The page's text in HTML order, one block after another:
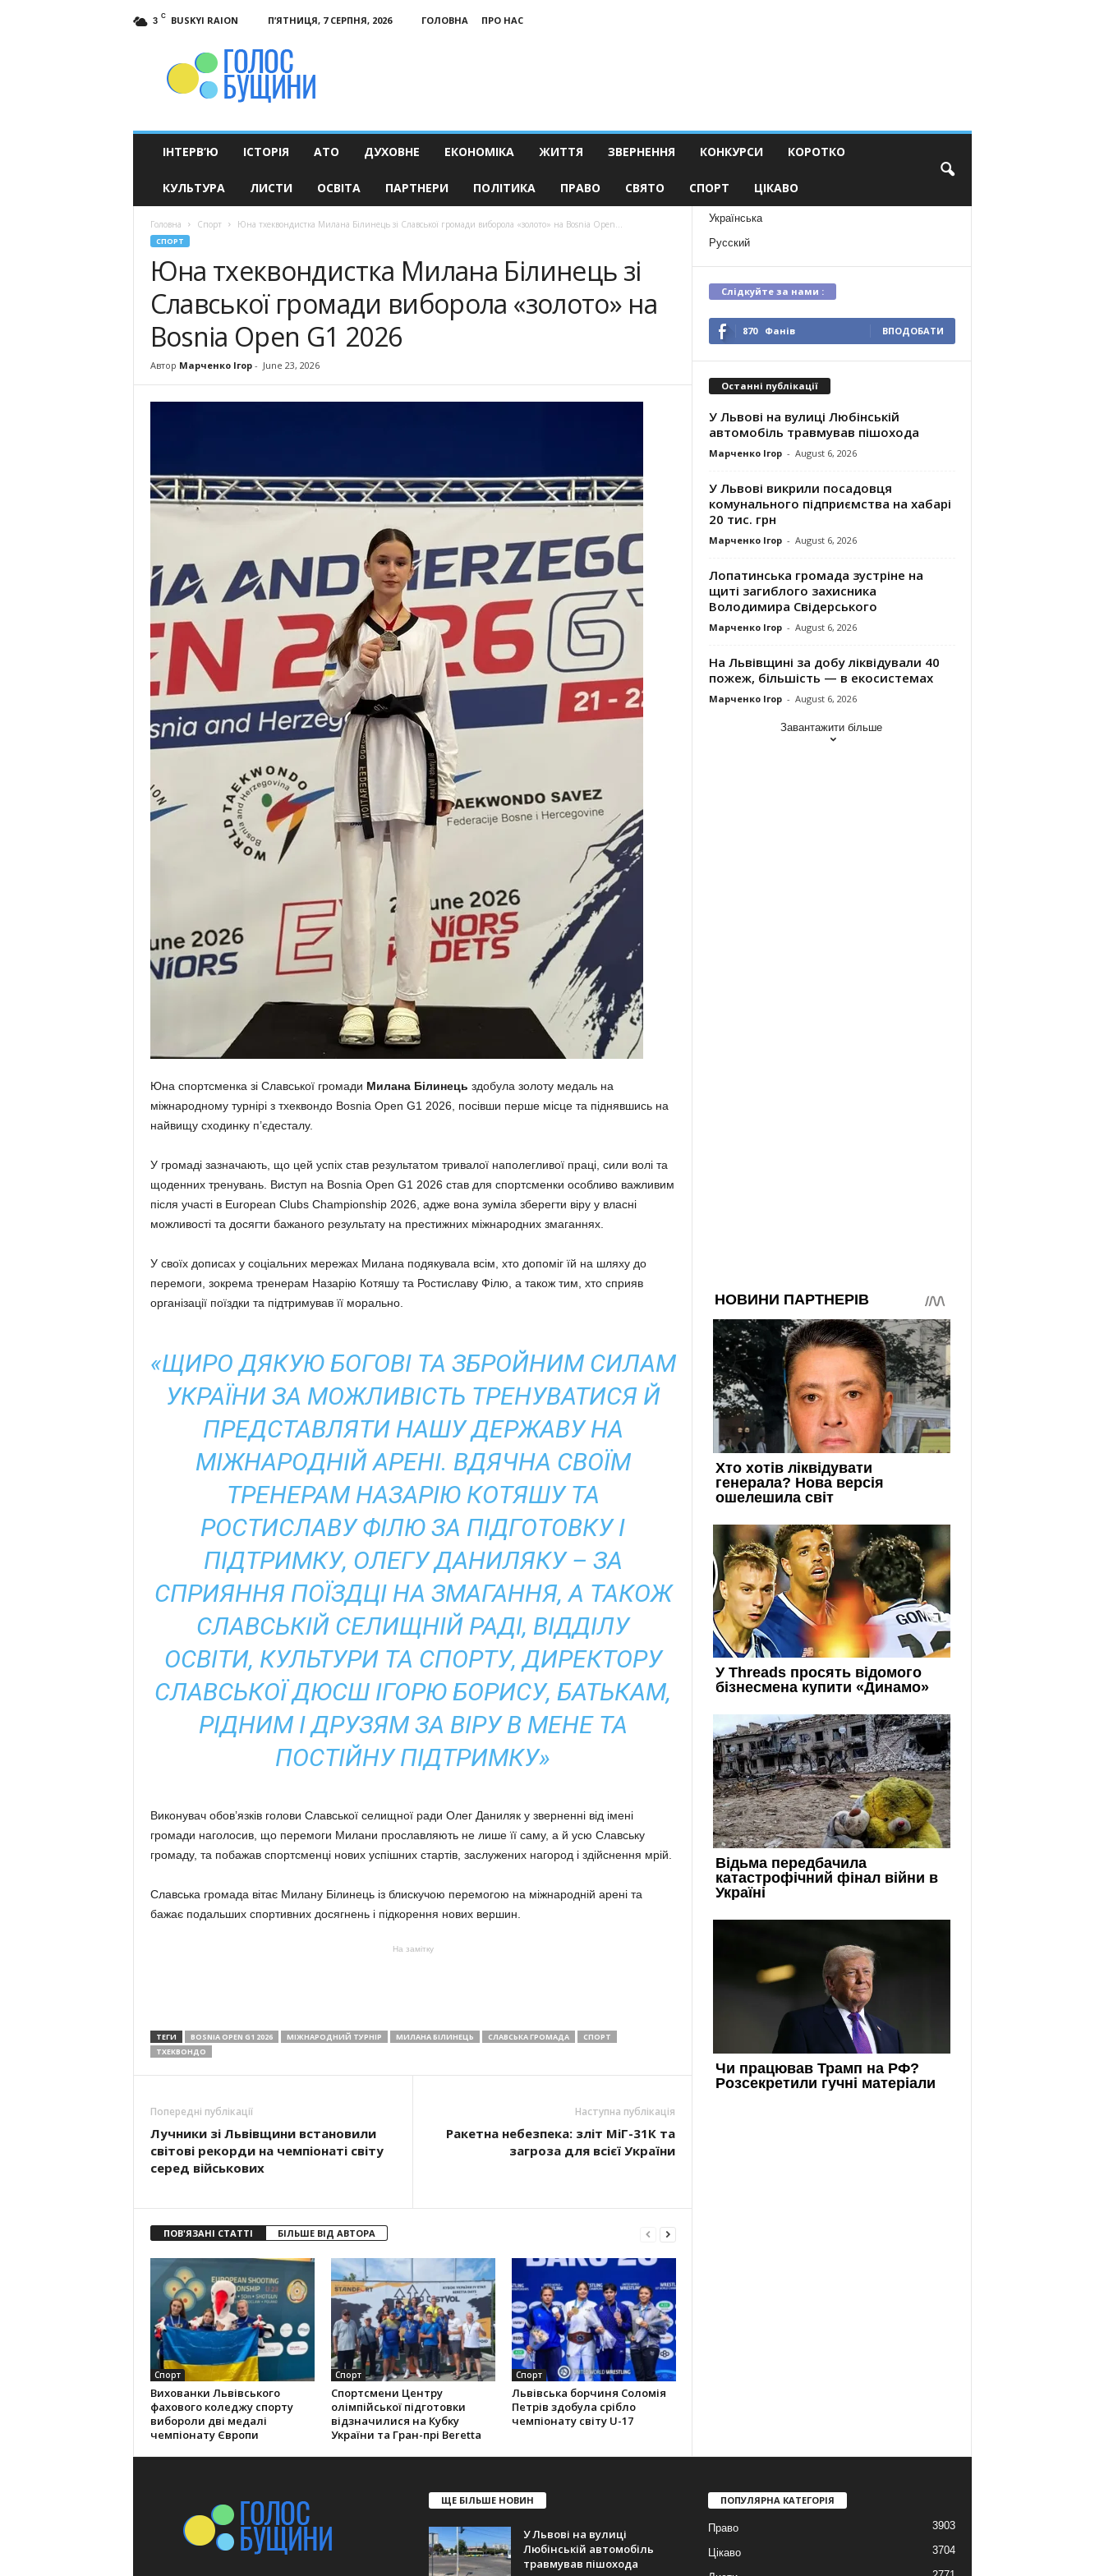
3 C BUSKYI RAION П’ЯТНИЦЯ, 7 СЕРПНЯ, 2026 ГОЛОВНА
ПРО НАС
ІНТЕРВ’Ю ІСТОРІЯ АТО ДУХОВНЕ ЕКОНОМІКА ЖИТТЯ ЗВЕРНЕННЯ КОНКУРСИ КОРОТКО
КУЛЬТУРА ЛИСТИ ОСВІТА ПАРТНЕРИ ПОЛІТИКА ПРАВО СВЯТО СПОРТ ЦІКАВО
Головна Спорт Юна тхеквондистка Милана Білинець зі Славської громади виборола «золото» на Bosnia Open...
СПОРТ
Юна тхеквондистка Милана Білинець зі
Славської громади виборола «золото» на
Bosnia Open G1 2026
Автор Марченко Ігор- June 23, 2026
Юна спортсменка зі Славської громади Милана Білинець здобула золоту медаль на
міжнародному турнірі з тхеквондо Bosnia Open G1 2026, посівши перше місце та піднявшись на
найвищу сходинку п’єдесталу.
У громаді зазначають, що цей успіх став результатом тривалої наполегливої праці, сили волі та
щоденних тренувань. Виступ на Bosnia Open G1 2026 став для спортсменки особливо важливим
після участі в European Clubs Championship 2026, адже вона зуміла зберегти віру у власні
можливості та досягти бажаного результату на престижних міжнародних змаганнях.
У своїх дописах у соціальних мережах Милана подякувала всім, хто допоміг їй на шляху до
перемоги, зокрема тренерам Назарію Котяшу та Ростиславу Філю, а також тим, хто сприяв
організації поїздки та підтримував її морально.
«ЩИРО ДЯКУЮ БОГОВІ ТА ЗБРОЙНИМ СИЛАМ
УКРАЇНИ ЗА МОЖЛИВІСТЬ ТРЕНУВАТИСЯ Й
ПРЕДСТАВЛЯТИ НАШУ ДЕРЖАВУ НА
МІЖНАРОДНІЙ АРЕНІ. ВДЯЧНА СВОЇМ
ТРЕНЕРАМ НАЗАРІЮ КОТЯШУ ТА
РОСТИСЛАВУ ФІЛЮ ЗА ПІДГОТОВКУ І
ПІДТРИМКУ, ОЛЕГУ ДАНИЛЯКУ – ЗА
СПРИЯННЯ ПОЇЗДЦІ НА ЗМАГАННЯ, А ТАКОЖ
СЛАВСЬКІЙ СЕЛИЩНІЙ РАДІ, ВІДДІЛУ
ОСВІТИ, КУЛЬТУРИ ТА СПОРТУ, ДИРЕКТОРУ
СЛАВСЬКОЇ ДЮСШ ІГОРЮ БОРИСУ, БАТЬКАМ,
РІДНИМ І ДРУЗЯМ ЗА ВІРУ В МЕНЕ ТА
ПОСТІЙНУ ПІДТРИМКУ»
Виконувач обов’язків голови Славської селищної ради Олег Даниляк у зверненні від імені
громади наголосив, що перемоги Милани прославляють не лише її саму, а й усю Славську
громаду, та побажав спортсменці нових успішних стартів, заслужених нагород і здійснення мрій.
Славська громада вітає Милану Білинець із блискучою перемогою на міжнародній арені та
бажає подальших спортивних досягнень і підкорення нових вершин.
На замітку
ТЕГИ BOSNIA OPEN G1 2026 МІЖНАРОДНИЙ ТУРНІР МИЛАНА БІЛИНЕЦЬ СЛАВСЬКА ГРОМАДА
СПОРТ
ТХЕКВОНДО
Попередні публікації
Лучники зі Львівщини встановили
світові рекорди на чемпіонаті світу
серед військових
Наступна публікація
Ракетна небезпека: зліт МіГ-31К та
загроза для всієї України
ПОВ'ЯЗАНІ СТАТТІ БІЛЬШЕ ВІД АВТОРА
Спорт
Вихованки Львівського
фахового коледжу спорту
вибороли дві медалі
чемпіонату Європи
Спорт
Спортсмени Центру
олімпійської підготовки
відзначилися на Кубку
України та Гран-прі Beretta
Спорт
Львівська борчиня Соломія
Петрів здобула срібло
чемпіонату світу U-17
Українська
Русский
Слідкуйте за нами :
870 Фанів ВПОДОБАТИ
Останні публікації
У Львові на вулиці Любінській
автомобіль травмував пішохода
Марченко Ігор - August 6, 2026
У Львові викрили посадовця
комунального підприємства на хабарі
20 тис. грн
Марченко Ігор - August 6, 2026
Лопатинська громада зустріне на
щиті загиблого захисника
Володимира Свідерського
Марченко Ігор - August 6, 2026
На Львівщині за добу ліквідували 40
пожеж, більшість — в екосистемах
Марченко Ігор - August 6, 2026
Завантажити більше
ЩЕ БІЛЬШЕ НОВИН
У Львові на вулиці
Любінській автомобіль
травмував пішохода
ПОПУЛЯРНА КАТЕГОРІЯ
Право 3903
Цікаво 3704